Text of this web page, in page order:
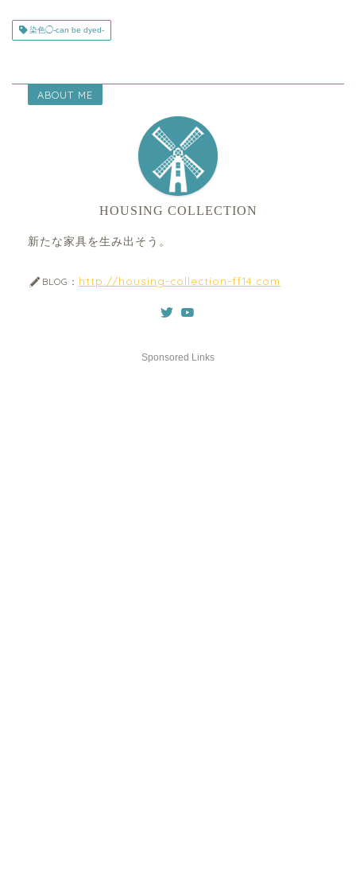
染色◯-can be dyed-
ABOUT ME
HOUSING COLLECTION
新たな家具を生み出そう。
BLOG： http://housing-collection-ff14.com
Sponsored Links